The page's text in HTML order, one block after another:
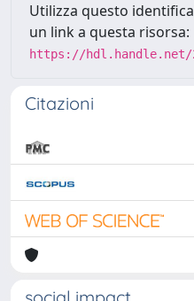
Utilizza questo
un link a questa risorsa:
https://hdl.handle.net/
Citazioni